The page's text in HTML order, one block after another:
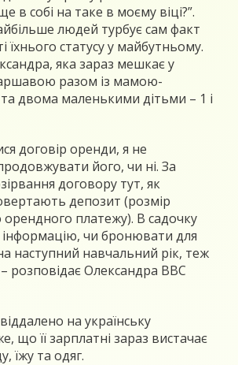
в собі на таке в моєму віці?”.
людей турбує сам факт
їхнього статусу у майбутньому.
яка зараз мешкає у
разом із мамою-
двома маленькими дітьми – 1 і
договір оренди, я не
його, чи ні. За
договору тут, як
депозит (розмір
орендного платежу). В садочку
інформацію, чи бронювати для
наступний навчальний рік, теж
– розповідає Олександра ВВС
на українську
що її зарплатні зараз вистачає
їжу та одяг.